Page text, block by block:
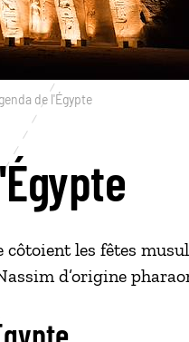
de l'Égypte
les fêtes
d’origine